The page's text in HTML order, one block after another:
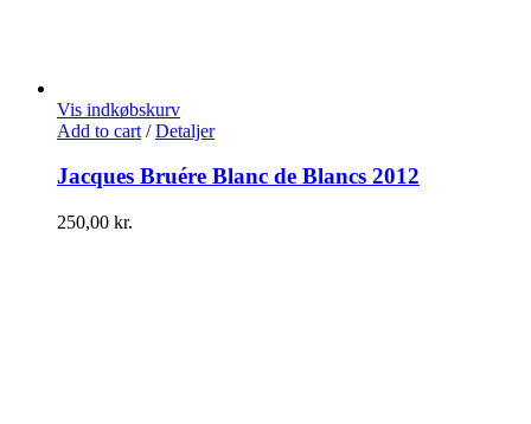
Vis indkøbskurv
Add to cart / Detaljer
Jacques Bruére Blanc de Blancs 2012
250,00 kr.